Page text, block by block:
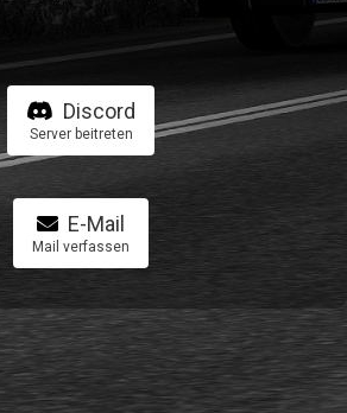
Discord
Server beitreten
E-Mail
Mail verfassen